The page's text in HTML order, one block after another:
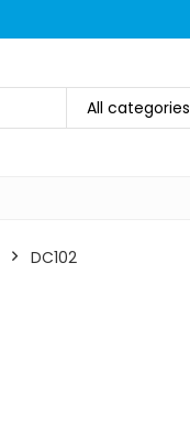
All categories
‎DC102